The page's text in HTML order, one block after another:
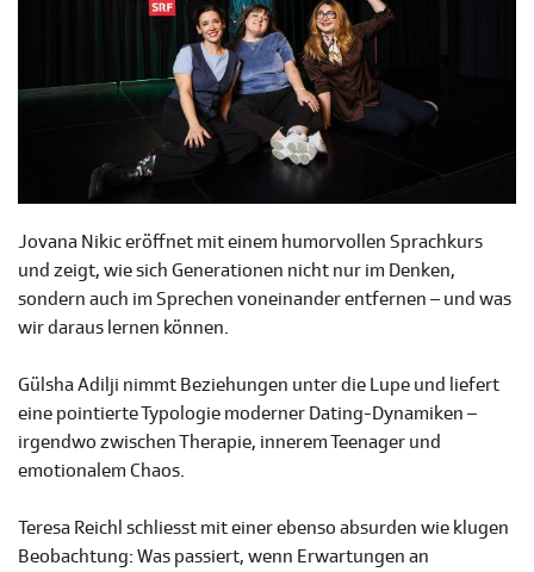
Jovana Nikic eröffnet mit einem humorvollen Sprachkurs
und zeigt, wie sich Generationen nicht nur im Denken,
sondern auch im Sprechen voneinander entfernen – und was
wir daraus lernen können.
Gülsha Adilji nimmt Beziehungen unter die Lupe und liefert
eine pointierte Typologie moderner Dating-Dynamiken –
irgendwo zwischen Therapie, innerem Teenager und
emotionalem Chaos.
Teresa Reichl schliesst mit einer ebenso absurden wie klugen
Beobachtung: Was passiert, wenn Erwartungen an